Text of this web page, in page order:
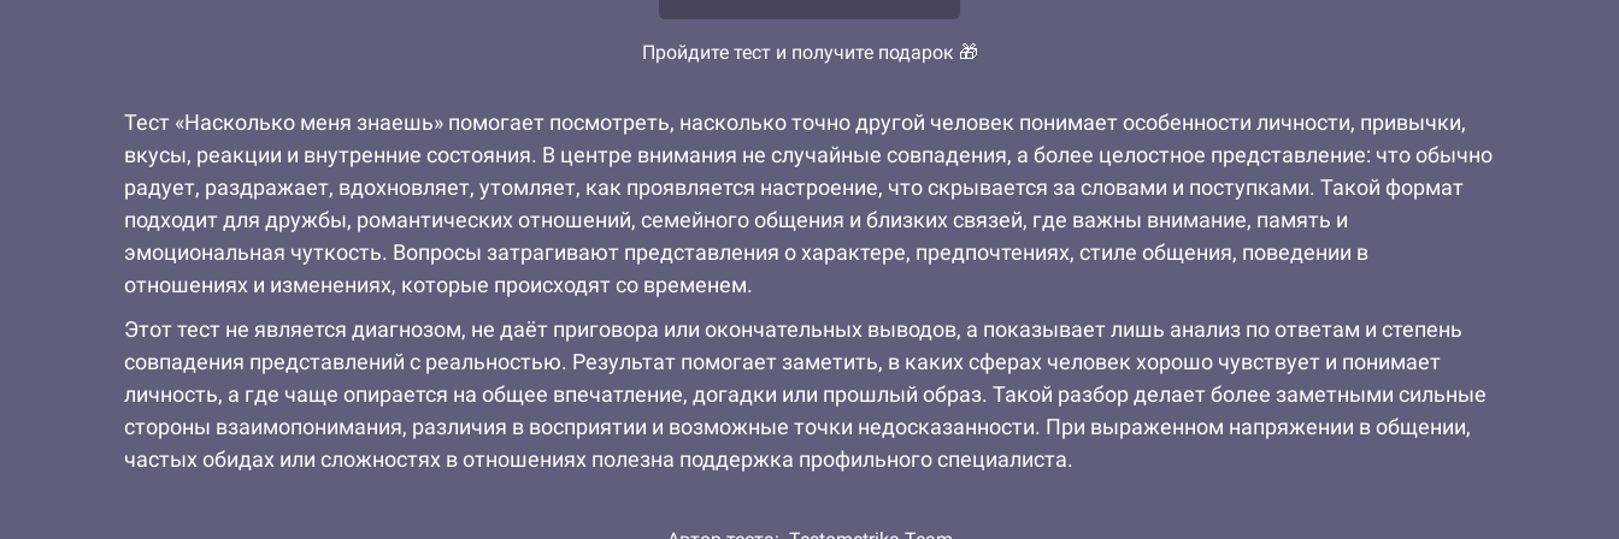
Пройдите тест и получите подарок 🎁
Тест «Насколько меня знаешь» помогает посмотреть, насколько точно другой человек понимает особенности личности, привычки,
вкусы, реакции и внутренние состояния. В центре внимания не случайные совпадения, а более целостное представление: что обычно
радует, раздражает, вдохновляет, утомляет, как проявляется настроение, что скрывается за словами и поступками. Такой формат
подходит для дружбы, романтических отношений, семейного общения и близких связей, где важны внимание, память и
эмоциональная чуткость. Вопросы затрагивают представления о характере, предпочтениях, стиле общения, поведении в
отношениях и изменениях, которые происходят со временем.
Этот тест не является диагнозом, не даёт приговора или окончательных выводов, а показывает лишь анализ по ответам и степень
совпадения представлений с реальностью. Результат помогает заметить, в каких сферах человек хорошо чувствует и понимает
личность, а где чаще опирается на общее впечатление, догадки или прошлый образ. Такой разбор делает более заметными сильные
стороны взаимопонимания, различия в восприятии и возможные точки недосказанности. При выраженном напряжении в общении,
частых обидах или сложностях в отношениях полезна поддержка профильного специалиста.